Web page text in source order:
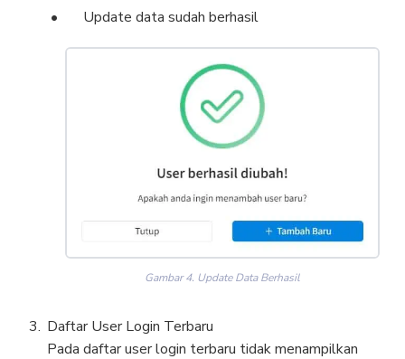
Update data sudah berhasil
Gambar 4. Update Data Berhasil
Daftar User Login Terbaru
Pada daftar user login terbaru tidak menampilkan